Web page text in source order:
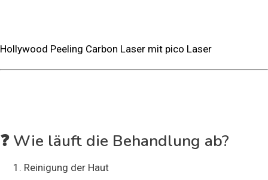
Hollywood Peeling Carbon Laser mit pico Laser
❓ Wie läuft die Behandlung ab?
Reinigung der Haut